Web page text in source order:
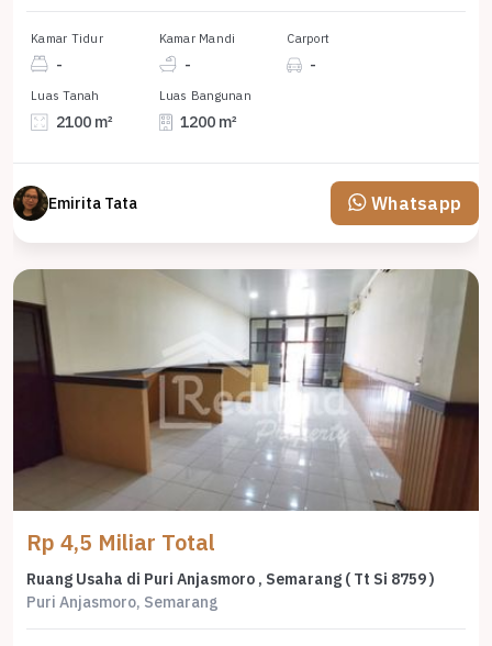
Kamar Tidur
-
Kamar Mandi
-
Carport
-
Luas Tanah
2100 m²
Luas Bangunan
1200 m²
Emirita Tata Whatsapp
Rp 4,5 Miliar Total
Ruang Usaha di Puri Anjasmoro , Semarang ( Tt Si 8759 )
Puri Anjasmoro, Semarang